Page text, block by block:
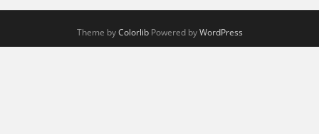
Theme byColorlibPowered byWordPress